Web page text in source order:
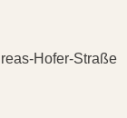
Hofer-Straße